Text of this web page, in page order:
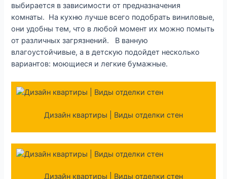
выбирается в зависимости от предназначения
комнаты. На кухню лучше всего подобрать виниловые,
они удобны тем, что в любой момент их можно помыть
от различных загрязнений. В ванную
влагоустойчивые, а в детскую подойдет несколько
вариантов: моющиеся и легкие бумажные.
Дизайн квартиры | Виды отделки стен
Дизайн квартиры | Виды отделки стен